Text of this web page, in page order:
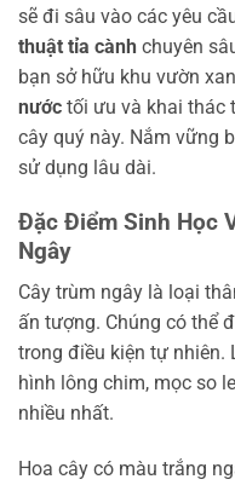
sẽ đi sâu vào các yêu
thuật tỉa cành chuyên
bạn sở hữu khu vườn
nước tối ưu và khai thác
cây quý này. Nắm vững
sử dụng lâu dài.
Đặc Điểm Sinh Học
Ngây
Cây trùm ngây là loại
ấn tượng. Chúng có thể
trong điều kiện tự nhiên.
hình lông chim, mọc so
nhiều nhất.
Hoa cây có màu trắng